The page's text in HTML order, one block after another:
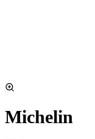
Michelin